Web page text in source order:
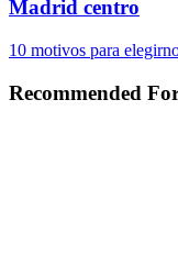
Madrid centro
10 motivos para
Recommended